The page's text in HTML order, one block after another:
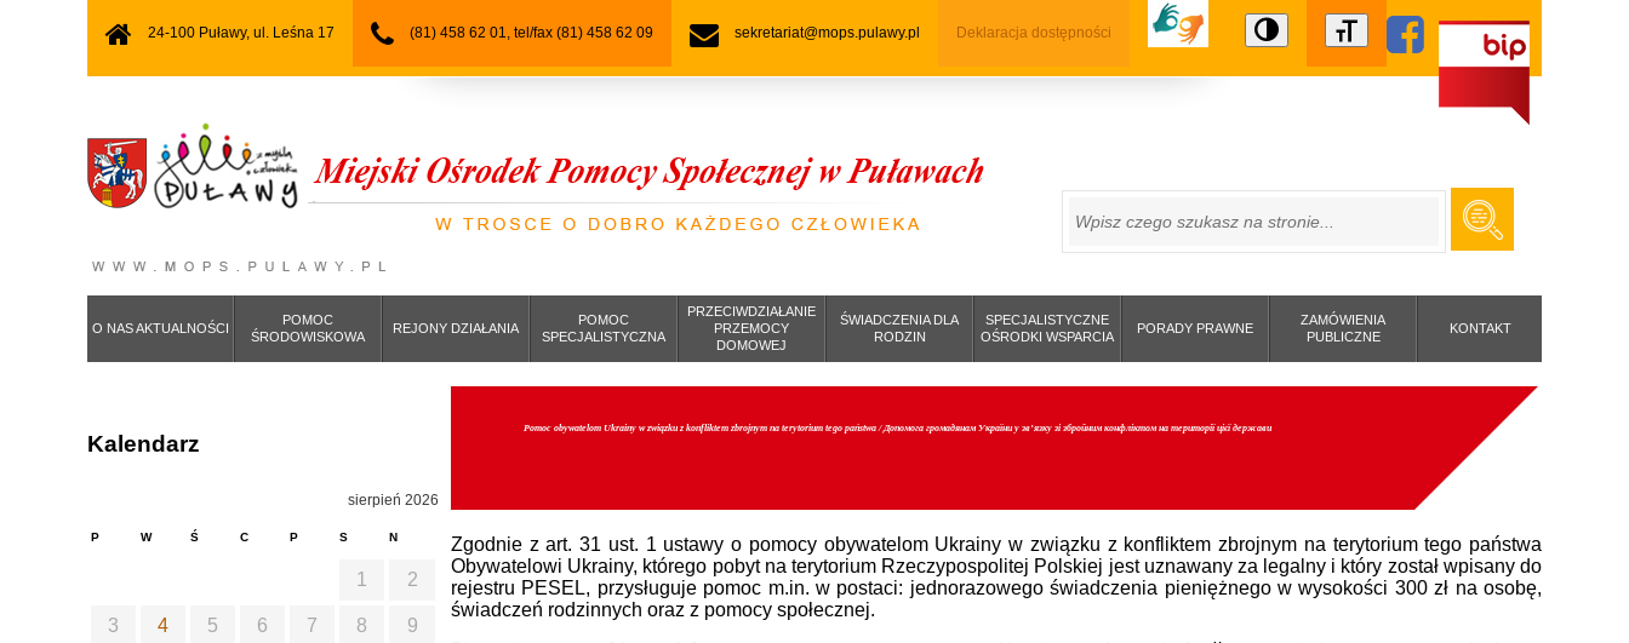
24-100 Puławy, ul. Leśna 17 (81) 458 62 01, tel/fax (81) 458 62 09 sekretariat@mops.pulawy.pl Deklaracja dostępności
SZUKAJ
O NAS AKTUALNOŚCI
POMOC
ŚRODOWISKOWA
REJONY DZIAŁANIA
POMOC
SPECJALISTYCZNA
PRZECIWDZIAŁANIE
PRZEMOCY
DOMOWEJ
ŚWIADCZENIA DLA
RODZIN
SPECJALISTYCZNE
OŚRODKI WSPARCIA
PORADY PRAWNE
ZAMÓWIENIA
PUBLICZNE
KONTAKT
Pomoc obywatelom Ukrainy w związku z konfliktem zbrojnym na terytorium tego państwa / Допомога громадянам України у зв’язку зі збройним конфліктом на території цієї держави
Zgodnie z art. 31 ust. 1 ustawy o pomocy obywatelom Ukrainy w związku z konfliktem zbrojnym na terytorium tego państwa
Obywatelowi Ukrainy, którego pobyt na terytorium Rzeczypospolitej Polskiej jest uznawany za legalny i który został wpisany do
rejestru PESEL, przysługuje pomoc m.in. w postaci: jednorazowego świadczenia pieniężnego w wysokości 300 zł na osobę,
świadczeń rodzinnych oraz z pomocy społecznej.
Kalendarz
sierpień 2026
P W Ś C P S N
1 2
3 4 5 6 7 8 9